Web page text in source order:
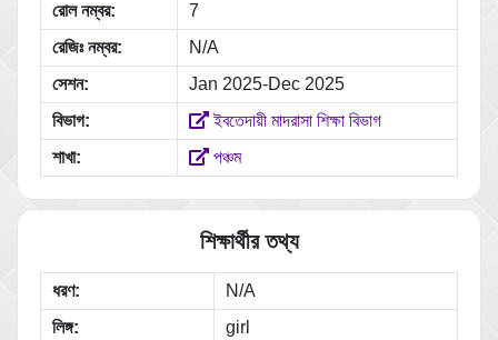
রোল নম্বর:
7
রেজিঃ নম্বর:
N/A
সেশন:
Jan 2025-Dec 2025
বিভাগ:
ইবতেদায়ী মাদরাসা শিক্ষা বিভাগ
শাখা:
পঞ্চম
শিক্ষার্থীর তথ্য
ধরণ:
N/A
লিঙ্গ:
girl